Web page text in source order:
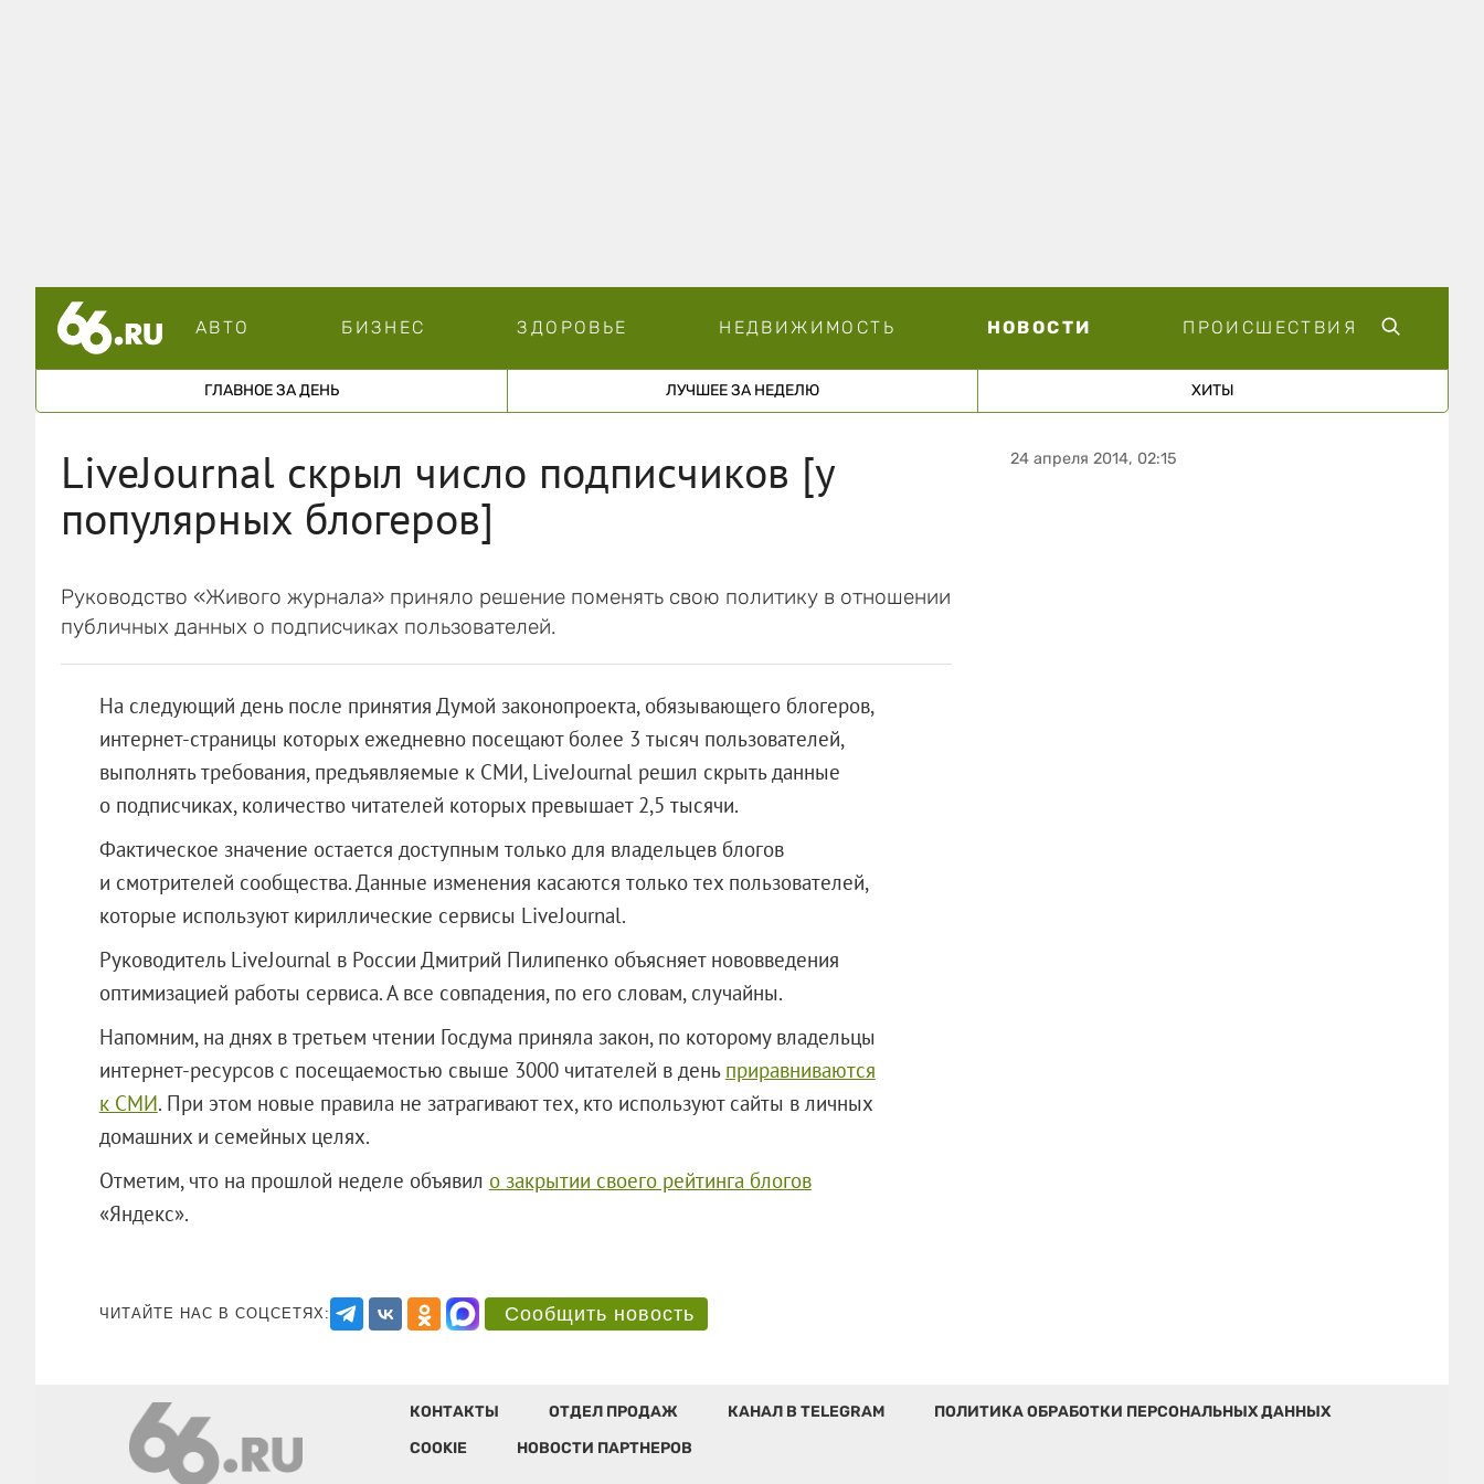
АВТО БИЗНЕС ЗДОРОВЬЕ НЕДВИЖИМОСТЬ НОВОСТИ ПРОИСШЕСТВИЯ
ГЛАВНОЕ ЗА ДЕНЬ ЛУЧШЕЕ ЗА НЕДЕЛЮ ХИТЫ
LiveJournal скрыл число подписчиков [у
популярных блогеров]
Руководство «Живого журнала» приняло решение поменять свою политику в отношении
публичных данных о подписчиках пользователей.
На следующий день после принятия Думой законопроекта, обязывающего блогеров,
интернет-страницы которых ежедневно посещают более 3 тысяч пользователей,
выполнять требования, предъявляемые к СМИ, LiveJournal решил скрыть данные
о подписчиках, количество читателей которых превышает 2,5 тысячи.
Фактическое значение остается доступным только для владельцев блогов
и смотрителей сообщества. Данные изменения касаются только тех пользователей,
которые используют кириллические сервисы LiveJournal.
Руководитель LiveJournal в России Дмитрий Пилипенко объясняет нововведения
оптимизацией работы сервиса. А все совпадения, по его словам, случайны.
Напомним, на днях в третьем чтении Госдума приняла закон, по которому владельцы
интернет-ресурсов с посещаемостью свыше 3000 читателей в день приравниваются
к СМИ. При этом новые правила не затрагивают тех, кто используют сайты в личных
домашних и семейных целях.
Отметим, что на прошлой неделе объявил о закрытии своего рейтинга блогов
«Яндекс».
ЧИТАЙТЕ НАС В СОЦСЕТЯХ: Сообщить новость
24 апреля 2014, 02:15
КОНТАКТЫ ОТДЕЛ ПРОДАЖ КАНАЛ В TELEGRAM
ПОЛИТИКА ОБРАБОТКИ ПЕРСОНАЛЬНЫХ ДАННЫХ
COOKIE
НОВОСТИ ПАРТНЕРОВ